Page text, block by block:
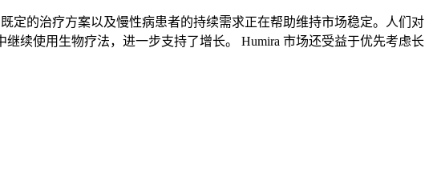
定的治疗方案以及慢性病患者的持续需求正在帮助维持市场稳定。人们对
续使用生物疗法，进一步支持了增长。 Humira 市场还受益于优先考虑长